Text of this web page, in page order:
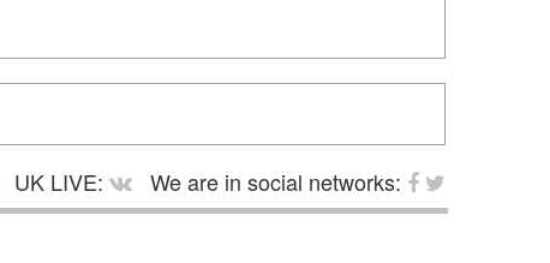
UK LIVE:
We are in social networks: